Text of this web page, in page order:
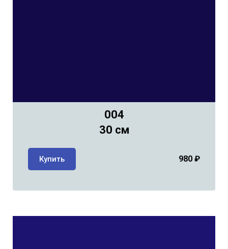
004
30 см
Купить 980 ₽